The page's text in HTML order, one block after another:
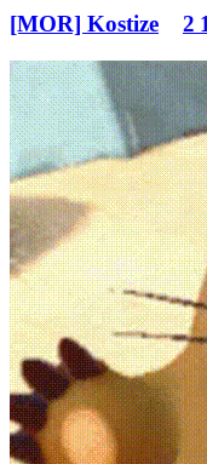
[MOR] Kostize 2